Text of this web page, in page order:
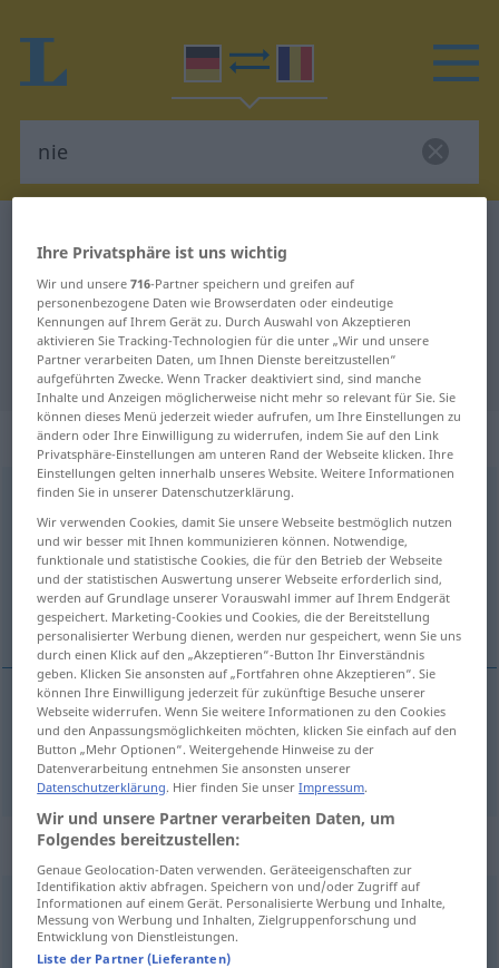
Deutsch-Rumänisch Übersetzung
für "nie"
"nie" Rumänisch Übersetzung
„nie“: Adverb, Umstandswort
nieadv
Übersicht aller Übersetzungen
(Für mehr Details die Übersetzung anklicken/antippen)
niciodată
niciodată nie
Beispielsätze für "nie"
man kann nie wissen
seștieniciodată
Ihre Privatsphäre ist uns wichtig
Wir und unsere716-Partner speichern und greifen auf
personenbezogene Daten wie Browserdaten oder eindeutige
Kennungen auf Ihrem Gerät zu. Durch Auswahl von Akzeptieren
aktivieren Sie Tracking-Technologien für die unter „Wir und unsere
Partner verarbeiten Daten, um Ihnen Dienste bereitzustellen“
aufgeführten Zwecke. Wenn Tracker deaktiviert sind, sind manche
Inhalte und Anzeigen möglicherweise nicht mehr so relevant für Sie. Sie
können dieses Menü jederzeit wieder aufrufen, um Ihre Einstellungen zu
ändern oder Ihre Einwilligung zu widerrufen, indem Sie auf den Link
Privatsphäre-Einstellungen am unteren Rand der Webseite klicken. Ihre
Einstellungen gelten innerhalb unseres Website. Weitere Informationen
finden Sie in unserer Datenschutzerklärung.
Wir verwenden Cookies, damit Sie unsere Webseite bestmöglich nutzen
und wir besser mit Ihnen kommunizieren können. Notwendige,
funktionale und statistische Cookies, die für den Betrieb der Webseite
und der statistischen Auswertung unserer Webseite erforderlich sind,
werden auf Grundlage unserer Vorauswahl immer auf Ihrem Endgerät
gespeichert. Marketing-Cookies und Cookies, die der Bereitstellung
personalisierter Werbung dienen, werden nur gespeichert, wenn Sie uns
durch einen Klick auf den „Akzeptieren“-Button Ihr Einverständnis
geben. Klicken Sie ansonsten auf „Fortfahren ohne Akzeptieren“. Sie
können Ihre Einwilligung jederzeit für zukünftige Besuche unserer
Webseite widerrufen. Wenn Sie weitere Informationen zu den Cookies
und den Anpassungsmöglichkeiten möchten, klicken Sie einfach auf den
Button „Mehr Optionen“. Weitergehende Hinweise zu der
Datenverarbeitung entnehmen Sie ansonsten unserer
Datenschutzerklärung. Hier finden Sie unserImpressum.
Wir und unsere Partner verarbeiten Daten, um
Folgendes bereitzustellen:
Genaue Geolocation-Daten verwenden. Geräteeigenschaften zur
Identifikation aktiv abfragen. Speichern von und/oder Zugriff auf
Informationen auf einem Gerät. Personalisierte Werbung und Inhalte,
Messung von Werbung und Inhalten, Zielgruppenforschung und
Entwicklung von Dienstleistungen.
Liste der Partner (Lieferanten)